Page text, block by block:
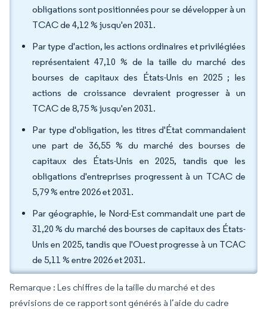
obligations sont positionnées pour se développer à un
TCAC de 4,12 % jusqu'en 2031.
Par type d'action, les actions ordinaires et privilégiées
représentaient 47,10 % de la taille du marché des
bourses de capitaux des États-Unis en 2025 ; les
actions de croissance devraient progresser à un
TCAC de 8,75 % jusqu'en 2031.
Par type d'obligation, les titres d'État commandaient
une part de 36,55 % du marché des bourses de
capitaux des États-Unis en 2025, tandis que les
obligations d'entreprises progressent à un TCAC de
5,79 % entre 2026 et 2031.
Par géographie, le Nord-Est commandait une part de
31,20 % du marché des bourses de capitaux des États-
Unis en 2025, tandis que l'Ouest progresse à un TCAC
de 5,11 % entre 2026 et 2031.
Remarque : Les chiffres de la taille du marché et des
prévisions de ce rapport sont générés à l’aide du cadre